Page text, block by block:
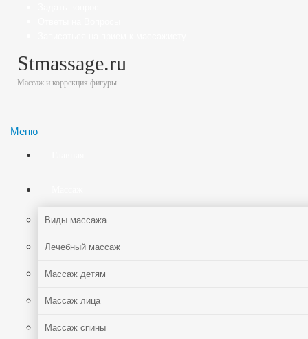
Stmassage.ru
Массаж и коррекция фигуры
Меню
Виды массажа
Лечебный массаж
Массаж детям
Массаж лица
Массаж спины